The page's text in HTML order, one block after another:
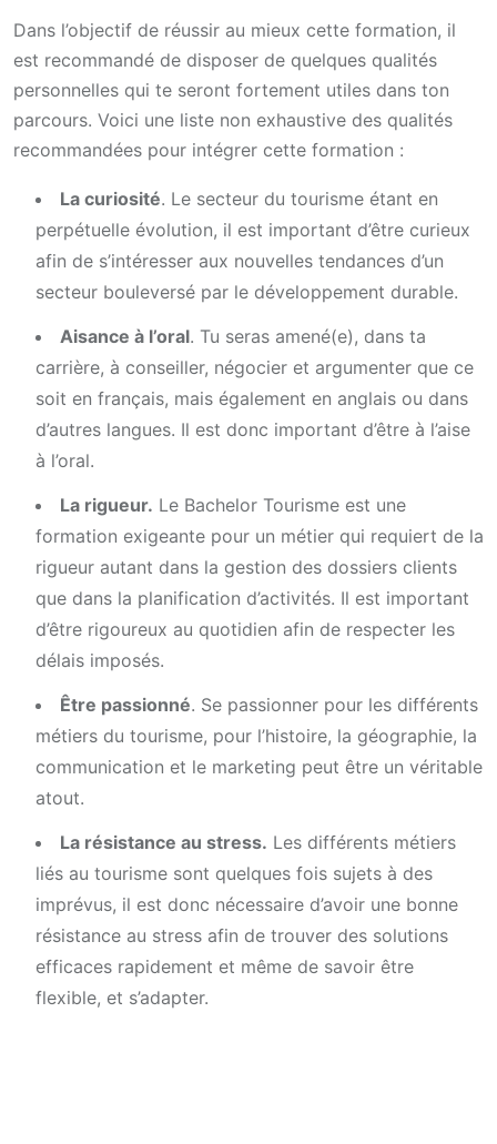
Dans l’objectif de réussir au mieux cette formation, il
est recommandé de disposer de quelques qualités
personnelles qui te seront fortement utiles dans ton
parcours. Voici une liste non exhaustive des qualités
recommandées pour intégrer cette formation :
La curiosité. Le secteur du tourisme étant en
perpétuelle évolution, il est important d’être curieux
afin de s’intéresser aux nouvelles tendances d’un
secteur bouleversé par le développement durable.
Aisance à l’oral. Tu seras amené(e), dans ta
carrière, à conseiller, négocier et argumenter que ce
soit en français, mais également en anglais ou dans
d’autres langues. Il est donc important d’être à l’aise
à l’oral.
La rigueur. Le Bachelor Tourisme est une
formation exigeante pour un métier qui requiert de la
rigueur autant dans la gestion des dossiers clients
que dans la planification d’activités. Il est important
d’être rigoureux au quotidien afin de respecter les
délais imposés.
Être passionné. Se passionner pour les différents
métiers du tourisme, pour l’histoire, la géographie, la
communication et le marketing peut être un véritable
atout.
La résistance au stress. Les différents métiers
liés au tourisme sont quelques fois sujets à des
imprévus, il est donc nécessaire d’avoir une bonne
résistance au stress afin de trouver des solutions
efficaces rapidement et même de savoir être
flexible, et s’adapter.